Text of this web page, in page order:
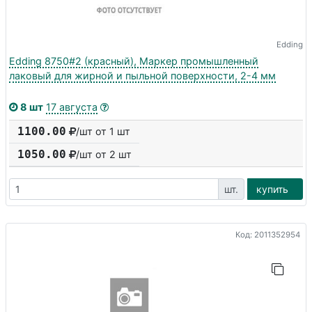
Edding
Edding 8750#2 (красный), Маркер промышленный
лаковый для жирной и пыльной поверхности, 2-4 мм
8 шт 17 августа
1100.00 /шт от 1 шт
1050.00 /шт от 2 шт
шт. купить
Код: 2011352954